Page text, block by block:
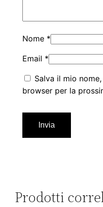
Nome *
Email *
Salva il mio
browser per la
Prodotti